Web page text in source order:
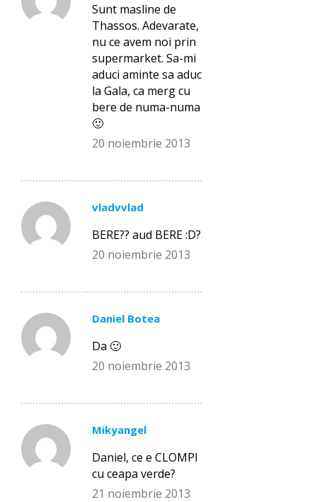
Sunt masline de
Thassos. Adevarate,
nu ce avem noi prin
supermarket. Sa-mi
aduci aminte sa aduc
la Gala, ca merg cu
bere de numa-numa
🙂
20 noiembrie 2013
vladvvlad
BERE?? aud BERE :D?
20 noiembrie 2013
Daniel Botea
Da 🙂
20 noiembrie 2013
Mikyangel
Daniel, ce e CLOMPI
cu ceapa verde?
21 noiembrie 2013